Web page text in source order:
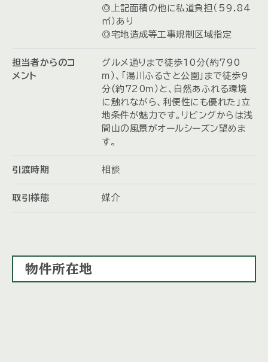
◎上記面積の他に私道負担（59.84
㎡）あり
◎宅地造成等工事規制区域指定
担当者からのコ
メント
グルメ通りまで徒歩10分(約790
ｍ）、「湯川ふるさと公園」まで徒歩9
分(約720ｍ）と、自然あふれる環境
に触れながら、利便性にも優れた」立
地条件が魅力です。リビングからは浅
間山の風景がオールシーズン望めま
す。
引渡時期 相談
取引様態 媒介
物件所在地